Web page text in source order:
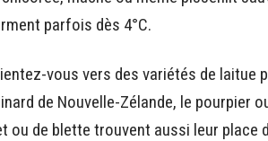
parfois dès 4°C.
vous vers des variétés de
de Nouvelle-Zélande, le pourpier
ou de blette trouvent aussi leur place